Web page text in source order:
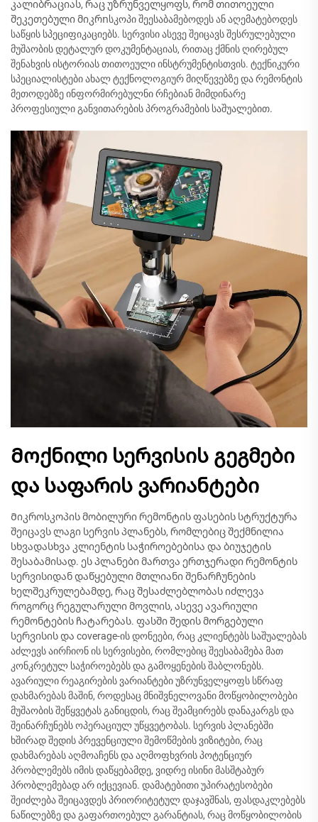
კალიბრაციას, რაც უზრუნველყოფს, რომ თითოეული
შეკეთებული მიკრոსკოპი შეესაბამებოდეს ან აღემატებოდეს
საწყის სპეციფიკაციებს. სერვისი ასევე შეიცავს შესრულებული
მუშაობის დეტალურ დოკუმენტაციას, რითაც ქმნის ღირებულ
შენახვის ისტორიას თითოეული ინსტრუმენტისთვის. ტექნიკური
სპეციალისტები ახალ ტექნოლოგიურ მიღწევებზე და რემონტის
მეთოდებზე ინფორმირებულნი რჩებიან მიმდინარე
პროფესიული განვითარების პროგრამების საშუალებით.
Მოქნილი სერვისის გეგმები
და საფარის ვარიანტები
Მიკროსკოპის მობილური რემონტის ფასების სტრუქტურა
შეიცავს ლაგი სერვის პლანებს, რომლებიც შექმნილია
სხვადასხვა კლიენტის საჭიროებებისა და ბიუჯეტის
შესაბამისად. ეს პლანები მართვა ერთჯერადი რემონტის
სერვისიდან დაწყებული მთლიანი შენარჩუნების
ხელშეკრულებამდე, რაც შესაძლებლობას იძლევა
როგორც რეგულარული მოვლის, ასევე ავარიული
რემონტების ჩატარებას. ფასში შედის მორგებული
სერვისის და coverage-ის დონეები, რაც კლიენტებს საშუალებას
აძლევს აირჩიონ ის სერვისები, რომლებიც შეესაბამება მათ
კონკრეტულ საჭიროებებს და გამოყენების შაბლონებს.
ავარიული რეაგირების ვარიანტები უზრუნველყოფს სწრაფ
დახმარებას მაშინ, როდესაც მნიშვნელოვანი მოწყობილობები
მუშაობის შეწყვეტას განიცდის, რაც შეამცირებს დანაკარგს და
შეინარჩუნებს ოპერაციულ უწყვეტობას. სერვის პლანებში
ხშირად შედის პრევენციული შემოწმების ვიზიტები, რაც
დახმარებას აღმოაჩენს და აღმოფხვრის პოტენციურ
პრობლემებს იმის დაწყებამდე, ვიდრე ისინი მასშტაბურ
პრობლემებად არ იქცევიან. დამატებითი უპირატესობები
შეიძლება შეიცავდეს პრიორიტეტულ დაჯავშნას, ფასდაკლებებს
ნაწილებზე და გაფართოებულ გარანტიას, რაც მოწყობილობის